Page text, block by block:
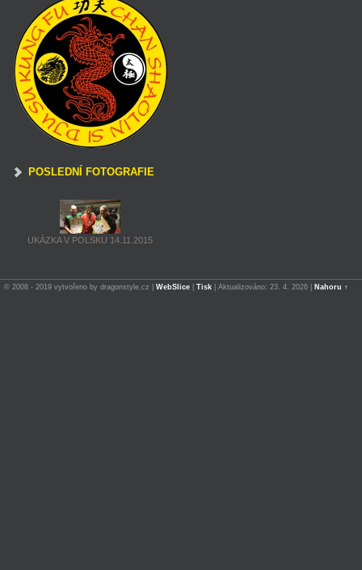
POSLEDNÍ FOTOGRAFIE
UKÁZKA V POLSKU 14.11.2015
© 2008 - 2019 vytvořeno by dragonstyle.cz | WebSlice Tisk Aktualizováno: 23. 4. 2026 Nahoru ↑